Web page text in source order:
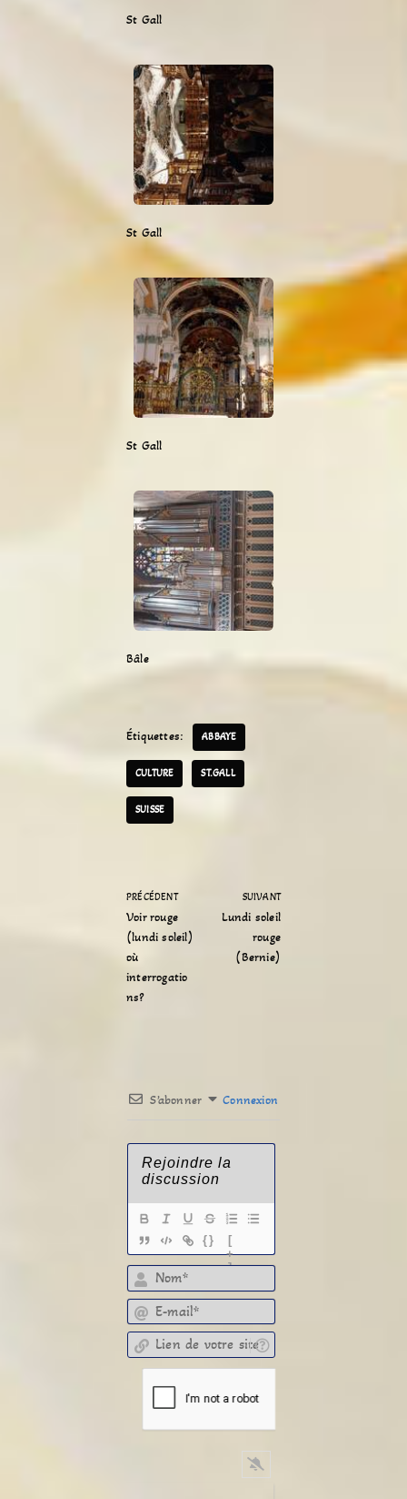
St Gall
St Gall
St Gall
Bâle
Étiquettes: ABBAYE
CULTURE ST.GALL
SUISSE
PRÉCÉDENT
Voir rouge
(lundi soleil)
où
interrogatio
ns?
SUIVANT
Lundi soleil
rouge
(Bernie)
S’abonner Connexion
{}
[
+
]